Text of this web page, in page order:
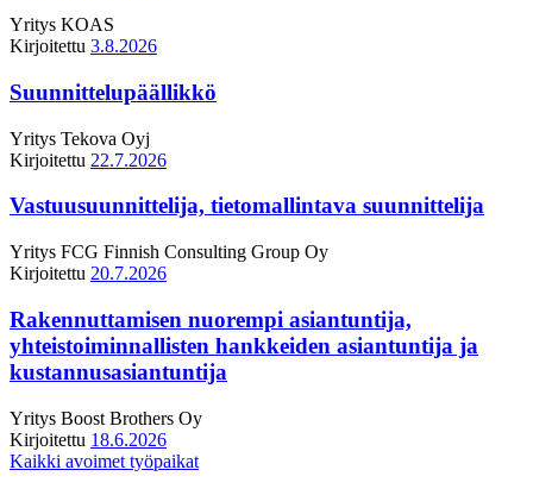
Yritys KOAS
Kirjoitettu 3.8.2026
Suunnittelupäällikkö
Yritys Tekova Oyj
Kirjoitettu 22.7.2026
Vastuusuunnittelija, tietomallintava suunnittelija
Yritys FCG Finnish Consulting Group Oy
Kirjoitettu 20.7.2026
Rakennuttamisen nuorempi asiantuntija,
yhteistoiminnallisten hankkeiden asiantuntija ja
kustannusasiantuntija
Yritys Boost Brothers Oy
Kirjoitettu 18.6.2026
Kaikki avoimet työpaikat